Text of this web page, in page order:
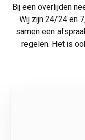
Bij een overlijden
Wij zijn 24/24 en
samen een
regelen. Het is